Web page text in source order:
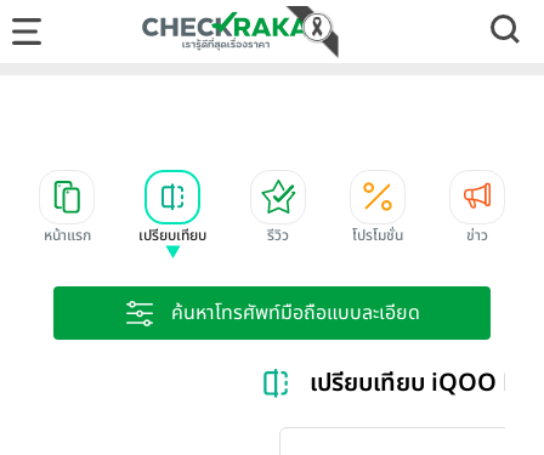
หน้าแรก เปรียบเทียบ รีวิว โปรโมชั่น ข่าว
ค้นหาโทรศัพท์มือถือแบบละเอียด
เปรียบเทียบ iQOO